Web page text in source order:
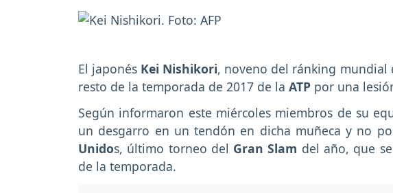
El japonés Kei Nishikori, noveno del ránking mundial
resto de la temporada de 2017 de la ATP por una
Según informaron este miércoles miembros de su
un desgarro en un tendón en dicha muñeca y no
Unidos, último torneo del Gran Slam del año, que
de la temporada.